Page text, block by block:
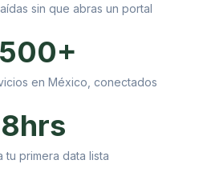
sin que abras un portal
en México, conectados
tu primera data lista